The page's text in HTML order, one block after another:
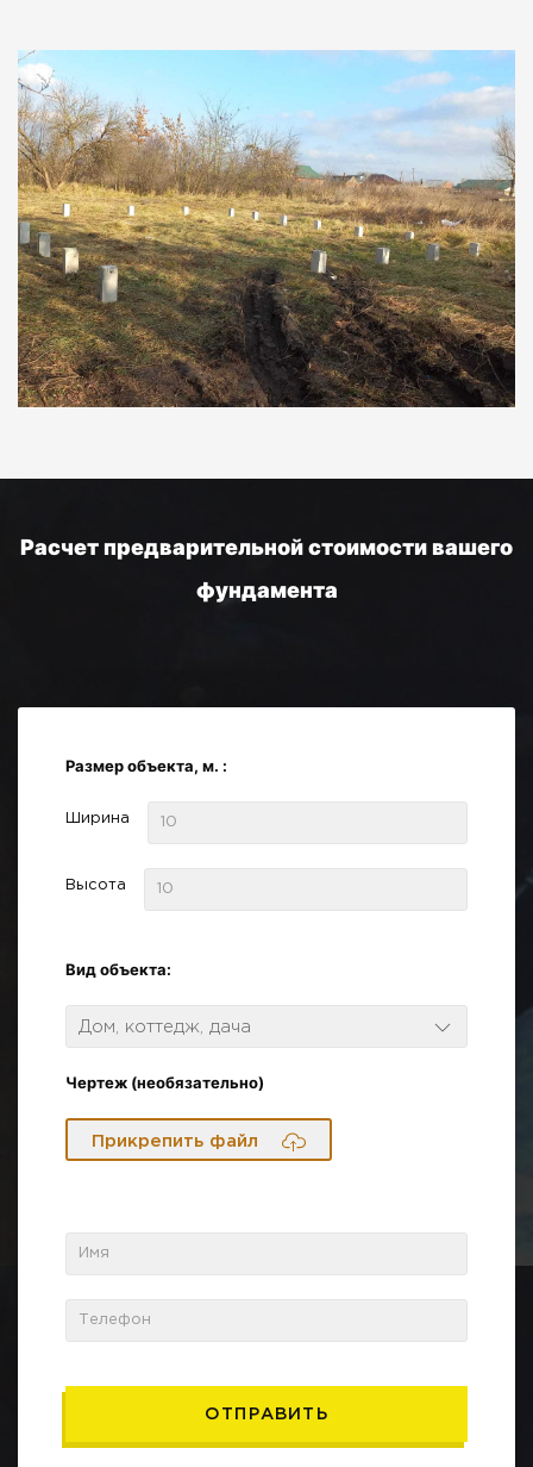
Расчет предварительной стоимости вашего
фундамента
Размер объекта, м. :
Ширина
Высота
Вид объекта:
Дом, коттедж, дача
Чертеж (необязательно)
Прикрепить файл